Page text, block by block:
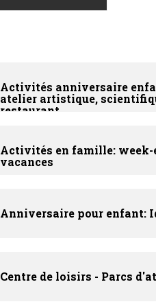
Activités anniversaire
atelier artistique,
restaurant...
Activités en famille: week-
vacances
Anniversaire pour enfant:
Centre de loisirs - Parcs